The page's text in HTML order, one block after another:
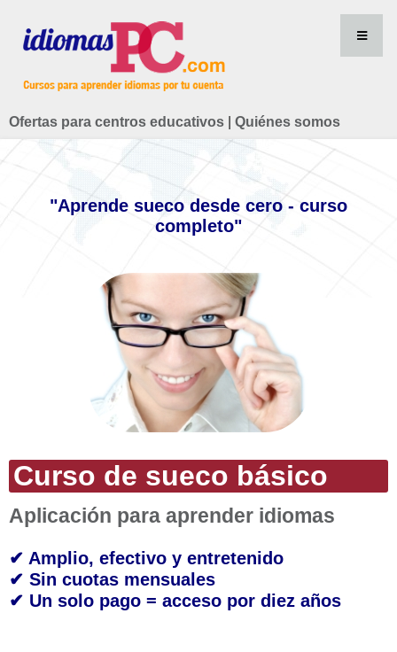
Ofertas para centros educativos Quiénes somos
"Aprende sueco desde cero - curso
completo"
Curso de sueco básico
Aplicación para aprender idiomas
✔ Amplio, efectivo y entretenido
✔ Sin cuotas mensuales
✔ Un solo pago = acceso por diez años